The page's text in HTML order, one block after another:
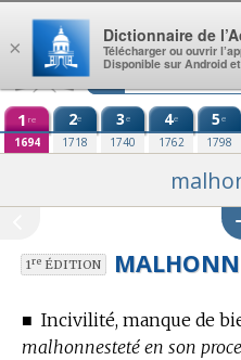
Aller au contenu
1 re
1694
2e
1718
3e
1740
4e
1762
5e
1798
1reÉDITION
■ Incivilité, manque de
malhonnesteté en son
×
Dictionnaire de
Télécharger ou ouvrir
Disponible sur Android